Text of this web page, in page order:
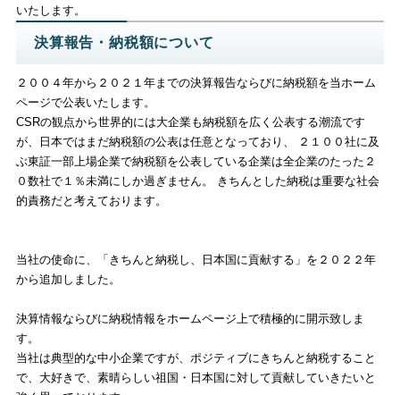
いたします。
決算報告・納税額について
２００４年から２０２１年までの決算報告ならびに納税額を当ホーム
ページで公表いたします。
CSRの観点から世界的には大企業も納税額を広く公表する潮流です
が、日本ではまだ納税額の公表は任意となっており、 ２１００社に及
ぶ東証一部上場企業で納税額を公表している企業は全企業のたった２
０数社で１％未満にしか過ぎません。 きちんとした納税は重要な社会
的責務だと考えております。
当社の使命に、「きちんと納税し、日本国に貢献する」を２０２２年
から追加しました。
決算情報ならびに納税情報をホームページ上で積極的に開示致しま
す。
当社は典型的な中小企業ですが、ポジティブにきちんと納税すること
で、大好きで、素晴らしい祖国・日本国に対して貢献していきたいと